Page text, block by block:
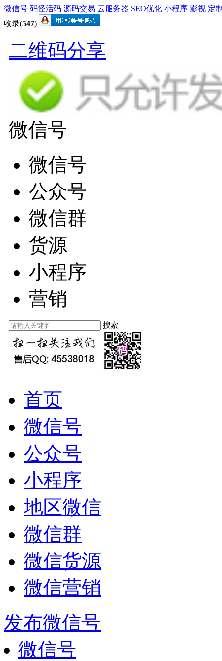
微信号 码怪活码 源码交易 云服务器 SEO优化 小程序 影视 定
收录(547)
二维码分享
微信号
微信号
公众号
微信群
货源
小程序
营销
搜索
首页
微信号
公众号
小程序
地区微信
微信群
微信货源
微信营销
发布微信号
微信号